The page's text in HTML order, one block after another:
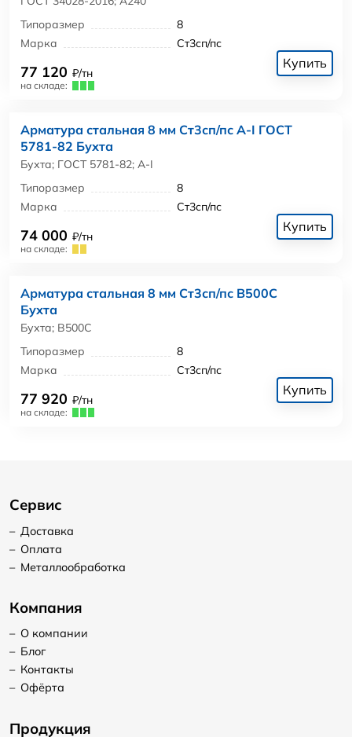
Типоразмер
8
Марка
Ст3сп/пс
77 120 ₽/тн
на складе:
Купить
Арматура стальная 8 мм Ст3сп/пс А-I ГОСТ
5781-82 Бухта
Бухта; ГОСТ 5781-82; А-I
Типоразмер
8
Марка
Ст3сп/пс
74 000 ₽/тн
на складе:
Купить
Арматура стальная 8 мм Ст3сп/пс В500С
Бухта
Бухта; В500С
Типоразмер
8
Марка
Ст3сп/пс
77 920 ₽/тн
на складе:
Купить
Сервис
– Доставка
– Оплата
– Металлообработка
Компания
– О компании
– Блог
– Контакты
– Офёрта
Продукция